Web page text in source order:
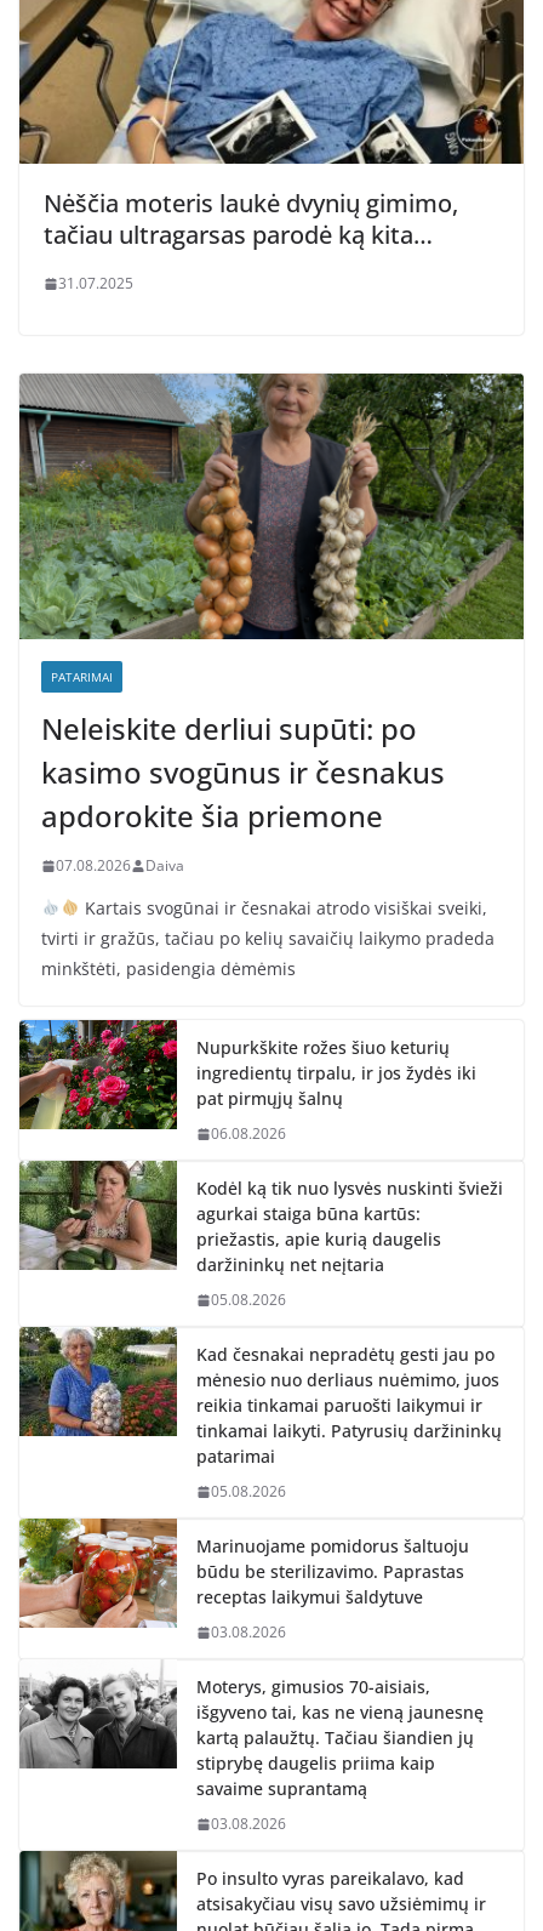
Nėščia moteris laukė dvynių gimimo,
tačiau ultragarsas parodė ką kita…
31.07.2025
PATARIMAI
Neleiskite derliui supūti: po
kasimo svogūnus ir česnakus
apdorokite šia priemone
07.08.2026 Daiva
Kartais svogūnai ir česnakai atrodo visiškai sveiki,
tvirti ir gražūs, tačiau po kelių savaičių laikymo pradeda
minkštėti, pasidengia dėmėmis
Nupurkškite rožes šiuo keturių
ingredientų tirpalu, ir jos žydės iki
pat pirmųjų šalnų
06.08.2026
Kodėl ką tik nuo lysvės nuskinti švieži
agurkai staiga būna kartūs:
priežastis, apie kurią daugelis
daržininkų net neįtaria
05.08.2026
Kad česnakai nepradėtų gesti jau po
mėnesio nuo derliaus nuėmimo, juos
reikia tinkamai paruošti laikymui ir
tinkamai laikyti. Patyrusių daržininkų
patarimai
05.08.2026
Marinuojame pomidorus šaltuoju
būdu be sterilizavimo. Paprastas
receptas laikymui šaldytuve
03.08.2026
Moterys, gimusios 70-aisiais,
išgyveno tai, kas ne vieną jaunesnę
kartą palaužtų. Tačiau šiandien jų
stiprybę daugelis priima kaip
savaime suprantamą
03.08.2026
Po insulto vyras pareikalavo, kad
atsisakyčiau visų savo užsiėmimų ir